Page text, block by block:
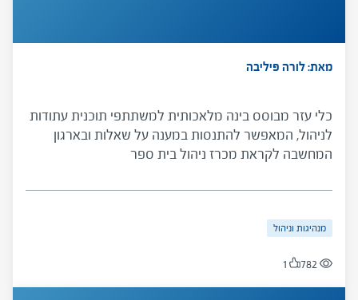
מאת: לורה פיליבה
כלי עזר מבוסס בינה מלאכותית למשתתפי תוכנית עתודות
לניהול, המאפשר להתנסות במענה על שאלות ובארגון
המחשבה לקראת מכרז ניהול בית ספר
מנהיגות וניהול
782
1